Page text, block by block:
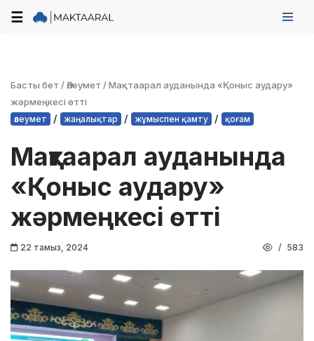
☰
Басты бет /Әлеумет /Мақтаарал ауданында «Қоныс аудару»
жәрмеңкесі өтті
әлеумет / жаңалықтар / жұмыспен қамту / қоғам
Мақтаарал ауданында
«Қоныс аудару»
жәрмеңкесі өтті
22 тамыз, 2024 583